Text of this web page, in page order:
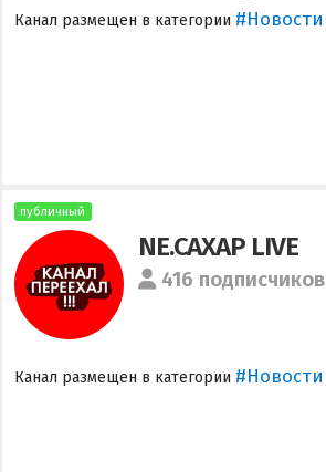
Канал размещен в категории #Новости
публичный
NE.САХАР LIVE
416 подписчиков
Канал размещен в категории #Новости